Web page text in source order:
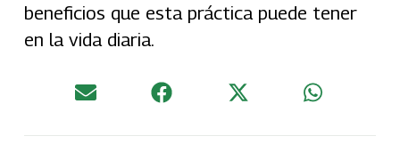
beneficios que esta práctica puede tener
en la vida diaria.